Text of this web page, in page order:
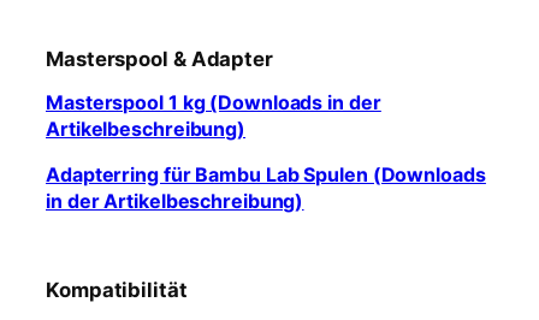
Masterspool & Adapter
Masterspool 1 kg (Downloads in der
Artikelbeschreibung)
Adapterring für Bambu Lab Spulen (Downloads
in der Artikelbeschreibung)
Kompatibilität